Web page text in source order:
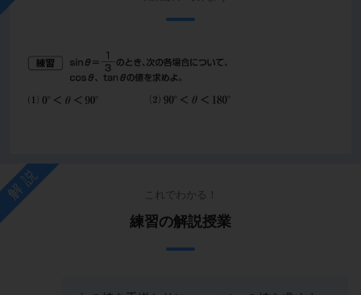
解説 これでわかる！
練習の解説授業